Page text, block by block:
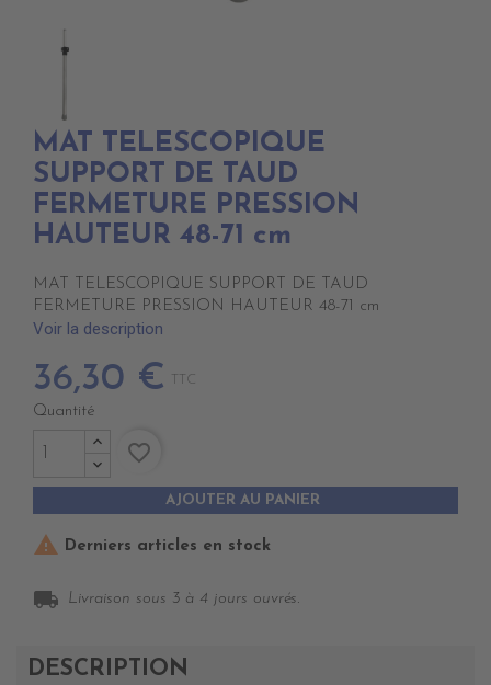
MAT TELESCOPIQUE
SUPPORT DE TAUD
FERMETURE PRESSION
HAUTEUR 48-71 cm
MAT TELESCOPIQUE SUPPORT DE TAUD
FERMETURE PRESSION HAUTEUR 48-71 cm
Voir la description
36,30 € TTC
Quantité
AJOUTER AU PANIER
favorite_border
 Derniers articles en stock
local_shipping Livraison sous 3 à 4 jours ouvrés.
DESCRIPTION